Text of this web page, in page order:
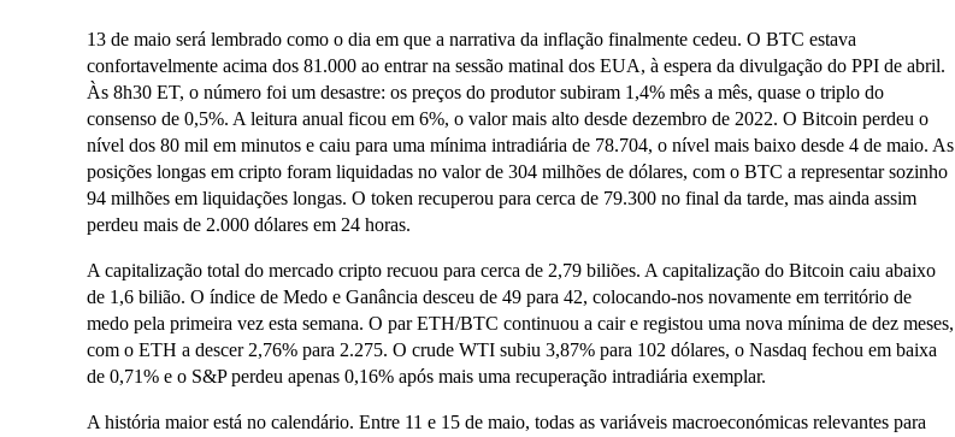
13 de maio será lembrado como o dia em que a narrativa da inflação finalmente cedeu. O BTC estava
confortavelmente acima dos 81.000 ao entrar na sessão matinal dos EUA, à espera da divulgação do PPI de abril.
Às 8h30 ET, o número foi um desastre: os preços do produtor subiram 1,4% mês a mês, quase o triplo do
consenso de 0,5%. A leitura anual ficou em 6%, o valor mais alto desde dezembro de 2022. O Bitcoin perdeu o
nível dos 80 mil em minutos e caiu para uma mínima intradiária de 78.704, o nível mais baixo desde 4 de maio. As
posições longas em cripto foram liquidadas no valor de 304 milhões de dólares, com o BTC a representar sozinho
94 milhões em liquidações longas. O token recuperou para cerca de 79.300 no final da tarde, mas ainda assim
perdeu mais de 2.000 dólares em 24 horas.
A capitalização total do mercado cripto recuou para cerca de 2,79 biliões. A capitalização do Bitcoin caiu abaixo
de 1,6 bilião. O índice de Medo e Ganância desceu de 49 para 42, colocando-nos novamente em território de
medo pela primeira vez esta semana. O par ETH/BTC continuou a cair e registou uma nova mínima de dez meses,
com o ETH a descer 2,76% para 2.275. O crude WTI subiu 3,87% para 102 dólares, o Nasdaq fechou em baixa
de 0,71% e o S&P perdeu apenas 0,16% após mais uma recuperação intradiária exemplar.
A história maior está no calendário. Entre 11 e 15 de maio, todas as variáveis macroeconómicas relevantes para